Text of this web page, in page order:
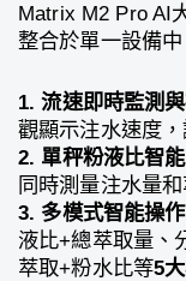
Matrix M2 Pro AI
整合於單一設備中
1. 流速即時監測
觀顯示注水速度
2. 單秤粉液比智
同時測量注水量
3. 多模式智能操作
液比+總萃取量、
萃取+粉水比等5大